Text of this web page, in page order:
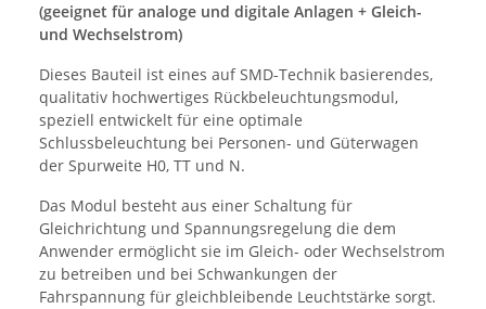
(geeignet für analoge und digitale Anlagen + Gleich-
und Wechselstrom)
Dieses Bauteil ist eines auf SMD-Technik basierendes,
qualitativ hochwertiges Rückbeleuchtungsmodul,
speziell entwickelt für eine optimale
Schlussbeleuchtung bei Personen- und Güterwagen
der Spurweite H0, TT und N.
Das Modul besteht aus einer Schaltung für
Gleichrichtung und Spannungsregelung die dem
Anwender ermöglicht sie im Gleich- oder Wechselstrom
zu betreiben und bei Schwankungen der
Fahrspannung für gleichbleibende Leuchtstärke sorgt.